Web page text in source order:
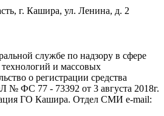
г. Кашира, ул. Ленина, д. 2
службе по надзору в сфере
и массовых
о регистрации средства
№ ФС 77 - 73392 от 3 августа 2018г.
ГО Кашира. Отдел СМИ e-mail: